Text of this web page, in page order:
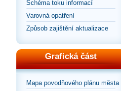
Schéma toku informací
Varovná opatření
Způsob zajištění aktualizace
Grafická část
Mapa povodňového plánu města